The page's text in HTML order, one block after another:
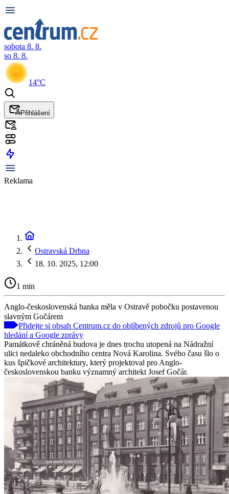
sobota 8. 8.
so 8. 8.
14°C
Přihlášení
Reklama
Ostravská Drbna
18. 10. 2025, 12:00
1 min
Anglo-československá banka měla v Ostravě pobočku postavenou
slavným Gočárem
Přidejte si obsah Centrum.cz do oblíbených zdrojů pro Google
hledání a Google zprávy
Památkově chráněná budova je dnes trochu utopená na Nádražní
ulici nedaleko obchodního centra Nová Karolina. Svého času šlo o
kus špičkové architektury, který projektoval pro Anglo-
československou banku významný architekt Josef Gočár.